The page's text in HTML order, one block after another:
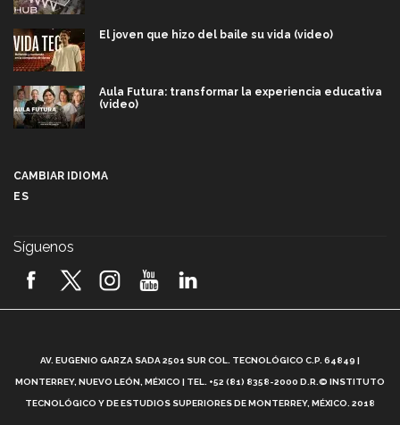
El joven que hizo del baile su vida (video)
Aula Futura: transformar la experiencia educativa
(video)
2026! (video)
¿Cómo es el Modelo Educativo Tec? (video)
CAMBIAR IDIOMA
ES
Síguenos
AV. EUGENIO GARZA SADA 2501 SUR COL. TECNOLÓGICO C.P. 64849 |
MONTERREY, NUEVO LEÓN, MÉXICO | TEL. +52 (81) 8358-2000 D.R.© INSTITUTO
TECNOLÓGICO Y DE ESTUDIOS SUPERIORES DE MONTERREY, MÉXICO. 2018